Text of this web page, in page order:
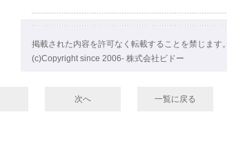
掲載された内容を許可なく転載することを禁じます。
(c)Copyright since 2006- 株式会社ビドー
次へ 一覧に戻る